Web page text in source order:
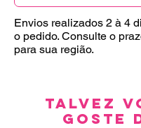
Envios realizados 2 à 4
o pedido. Consulte o
para sua região.
Talvez
goste